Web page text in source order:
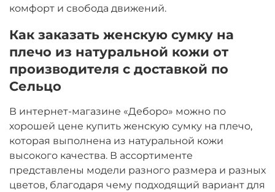
комфорт и свобода движений.
Как заказать женскую сумку на
плечо из натуральной кожи от
производителя с доставкой по
Сельцо
В интернет-магазине «Деборо» можно по
хорошей цене купить женскую сумку на плечо,
которая выполнена из натуральной кожи
высокого качества. В ассортименте
представлены модели разного размера и разных
цветов, благодаря чему подходящий вариант для